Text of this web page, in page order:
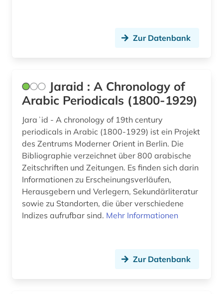
Zur Datenbank
Jaraid : A Chronology of
Arabic Periodicals (1800-1929)
Jaraʾid - A chronology of 19th century
periodicals in Arabic (1800-1929) ist ein Projekt
des Zentrums Moderner Orient in Berlin. Die
Bibliographie verzeichnet über 800 arabische
Zeitschriften und Zeitungen. Es finden sich darin
Informationen zu Erscheinungsverläufen,
Herausgebern und Verlegern, Sekundärliteratur
sowie zu Standorten, die über verschiedene
Indizes aufrufbar sind. Mehr Informationen
Zur Datenbank